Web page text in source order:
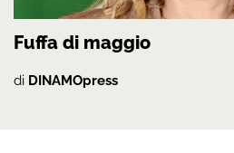
Fuffa di maggio
di DINAMOpress